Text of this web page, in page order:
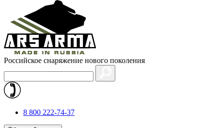
Российское снаряжение нового поколения
8 800 222-74-37